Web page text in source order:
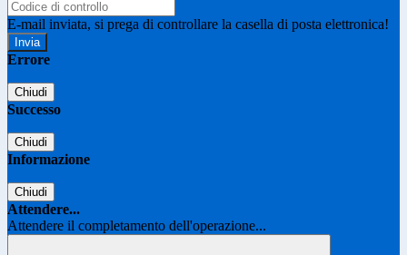
E-mail inviata, si prega di controllare la casella di posta elettronica!
Errore
Chiudi
Successo
Chiudi
Informazione
Chiudi
Attendere...
Attendere il completamento dell'operazione...